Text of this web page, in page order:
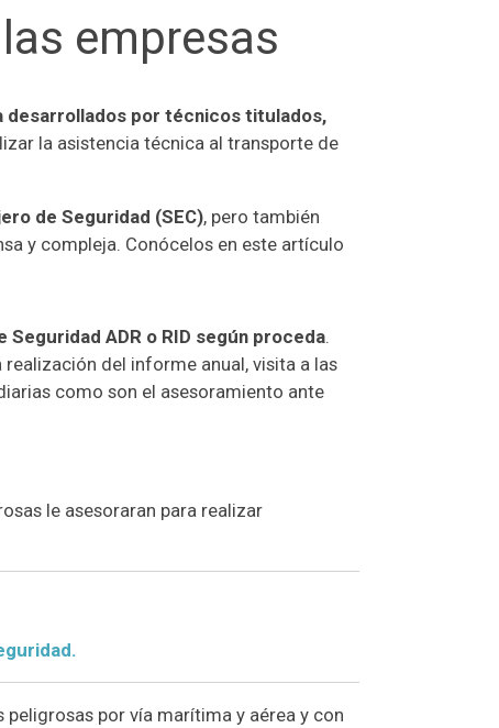
empresas
desarrollados por técnicos titulados,
la asistencia técnica al transporte de
de Seguridad (SEC), pero también
y compleja. Conócelos en este artículo
ADR o RID según proceda.
realización del informe anual, visita a las
como son el asesoramiento ante
le asesoraran para realizar
por vía marítima y aérea y con